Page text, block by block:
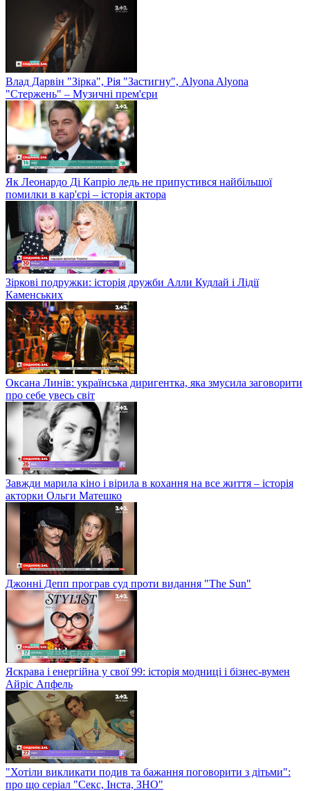
Влад Дарвін "Зірка", Рія "Застигну", Alyona Alyona
"Стержень" – Музичні прем'єри
Як Леонардо Ді Капріо ледь не припустився найбільшої
помилки в кар'єрі – історія актора
Зіркові подружки: історія дружби Алли Кудлай і Лідії
Каменських
Оксана Линів: українська диригентка, яка змусила заговорити
про себе увесь світ
Завжди марила кіно і вірила в кохання на все життя – історія
акторки Ольги Матешко
Джонні Депп програв суд проти видання "The Sun"
Яскрава і енергійна у свої 99: історія модниці і бізнес-вумен
Айріс Апфель
"Хотіли викликати подив та бажання поговорити з дітьми":
про що серіал "Секс, Інста, ЗНО"